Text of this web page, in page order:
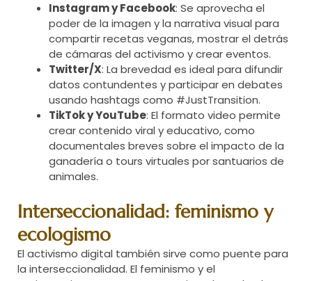
Instagram y Facebook: Se aprovecha el
poder de la imagen y la narrativa visual para
compartir recetas veganas, mostrar el detrás
de cámaras del activismo y crear eventos.
Twitter/X: La brevedad es ideal para difundir
datos contundentes y participar en debates
usando hashtags como #JustTransition.
TikTok y YouTube: El formato video permite
crear contenido viral y educativo, como
documentales breves sobre el impacto de la
ganadería o tours virtuales por santuarios de
animales.
Interseccionalidad: feminismo y
ecologismo
El activismo digital también sirve como puente para
la interseccionalidad. El feminismo y el